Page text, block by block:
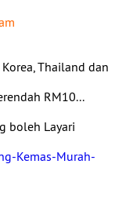
Thailand dan
RM10...
boleh Layari
Kemas-Murah-